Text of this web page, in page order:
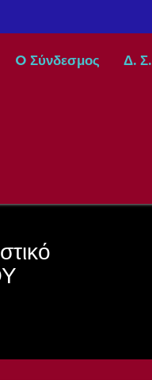
O Σύνδεσμος Δ. Σ.